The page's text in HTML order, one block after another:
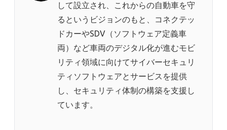
して設立され、これからの自動車を守
るというビジョンのもと、コネクテッ
ドカーやSDV（ソフトウェア定義車
両）など車両のデジタル化が進むモビ
リティ領域に向けてサイバーセキュリ
ティソフトウェアとサービスを提供
し、セキュリティ体制の構築を支援し
ています。